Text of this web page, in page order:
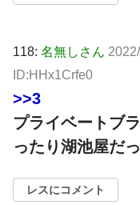
118: 名無しさん
ID:HHx1Crfe0
>>3
プライベートブ
ったり湖池屋だ
レスにコメント